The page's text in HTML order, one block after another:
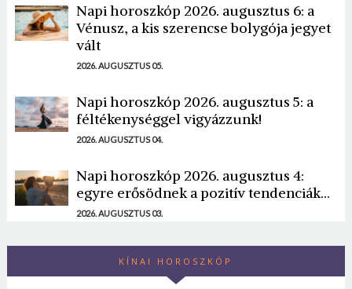
Napi horoszkóp 2026. augusztus 6: a
Vénusz, a kis szerencse bolygója jegyet
vált
2026. AUGUSZTUS 05.
Napi horoszkóp 2026. augusztus 5: a
féltékenységgel vigyázzunk!
2026. AUGUSZTUS 04.
Napi horoszkóp 2026. augusztus 4:
egyre erősödnek a pozitív tendenciák...
2026. AUGUSZTUS 03.
KÍNAI HOROSZKÓP